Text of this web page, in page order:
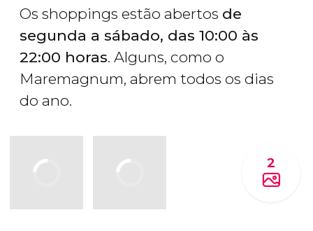
Os shoppings estão abertos de
segunda a sábado, das 10:00 às
22:00 horas. Alguns, como o
Maremagnum, abrem todos os dias
do ano.
2